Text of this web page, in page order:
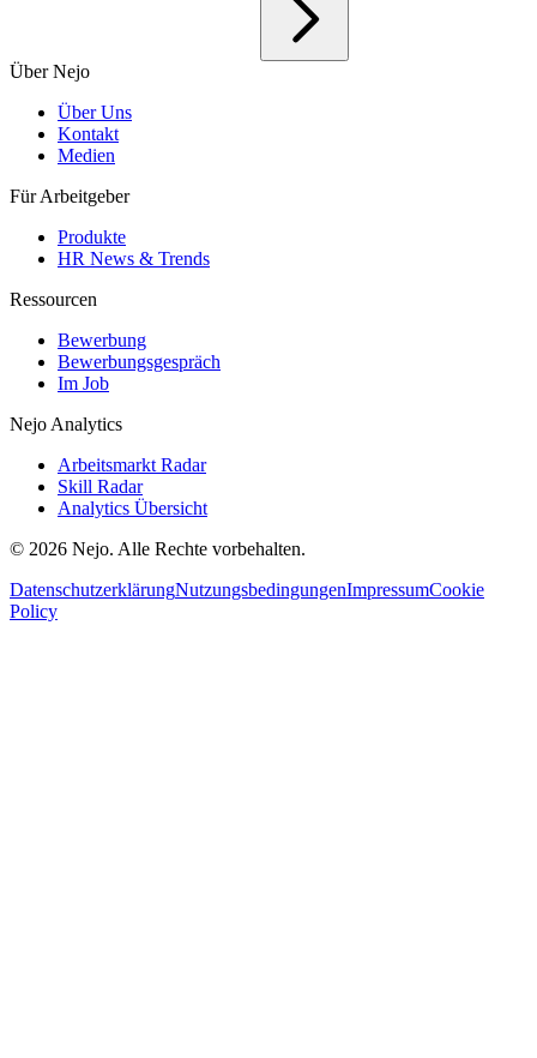
Über Nejo
Über Uns
Kontakt
Medien
Für Arbeitgeber
Produkte
HR News & Trends
Ressourcen
Bewerbung
Bewerbungsgespräch
Im Job
Nejo Analytics
Arbeitsmarkt Radar
Skill Radar
Analytics Übersicht
© 2026 Nejo. Alle Rechte vorbehalten.
DatenschutzerklärungNutzungsbedingungenImpressumCookie
Policy